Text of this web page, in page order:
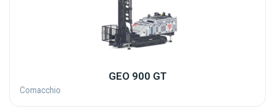
GEO 900 GT
Comacchio